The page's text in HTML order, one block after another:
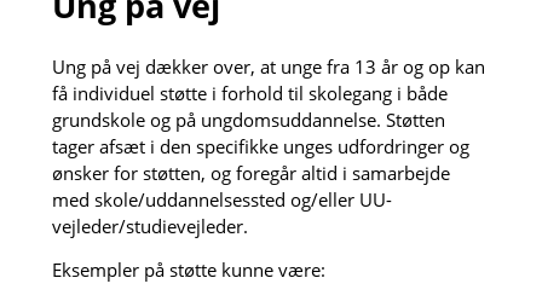
Ung på vej dækker over, at unge fra 13 år og op kan
få individuel støtte i forhold til skolegang i både
grundskole og på ungdomsuddannelse. Støtten
tager afsæt i den specifikke unges udfordringer og
ønsker for støtten, og foregår altid i samarbejde
med skole/uddannelsessted og/eller UU-
vejleder/studievejleder.
Eksempler på støtte kunne være: